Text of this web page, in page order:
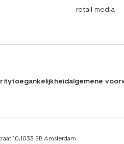
retail media
toegankelijkheidalgemene
10,1033 SB Amsterdam